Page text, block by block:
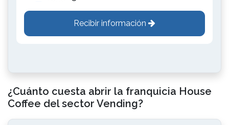
Recibir información
¿Cuánto cuesta abrir la franquicia House
Coffee del sector Vending?